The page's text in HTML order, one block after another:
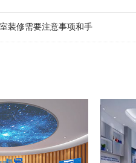
装修需要注意事项和手